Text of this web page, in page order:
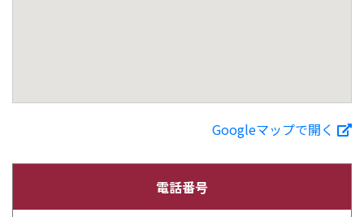
Googleマップで開く
電話番号